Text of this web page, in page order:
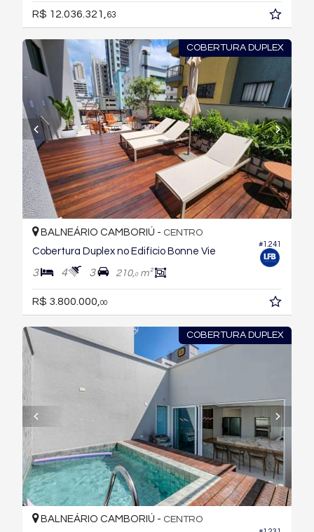
R$ 12.036.321,63
COBERTURA DUPLEX
#1.241
BALNEÁRIO CAMBORIÚ - CENTRO
Cobertura Duplex no Edifício Bonne Vie
3 4 3 210,0m²
R$ 3.800.000, 00
COBERTURA DUPLEX
BALNEÁRIO CAMBORIÚ - CENTRO